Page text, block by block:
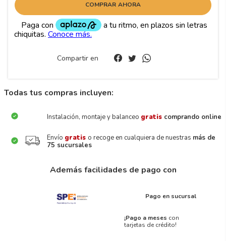
COMPRAR AHORA
Compartir en
Todas tus compras incluyen:
Instalación, montaje y balanceo gratis comprando online
Envío gratis o recoge en cualquiera de nuestras más de
75 sucursales
Además facilidades de pago con
Pago en sucursal
¡Pago a meses con
tarjetas de crédito!